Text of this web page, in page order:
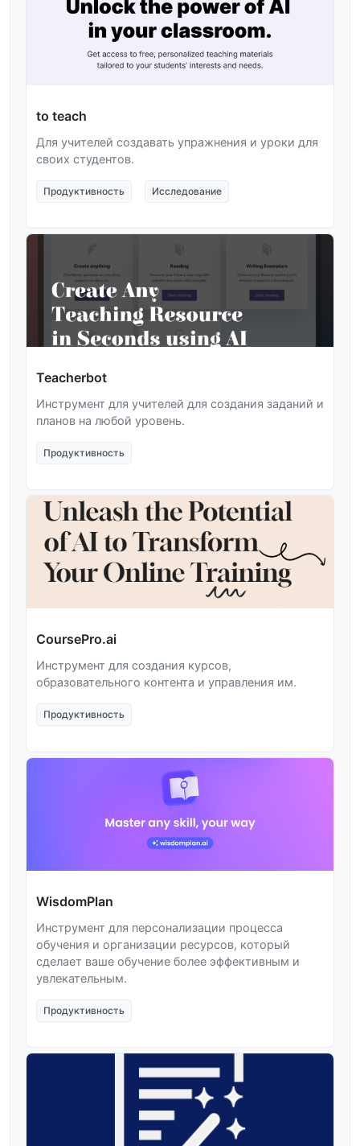
to teach
Для учителей создавать упражнения и уроки для
своих студентов.
Продуктивность Исследование
Teacherbot
Инструмент для учителей для создания заданий и
планов на любой уровень.
Продуктивность
CoursePro.ai
Инструмент для создания курсов,
образовательного контента и управления им.
Продуктивность
WisdomPlan
Инструмент для персонализации процесса
обучения и организации ресурсов, который
сделает ваше обучение более эффективным и
увлекательным.
Продуктивность